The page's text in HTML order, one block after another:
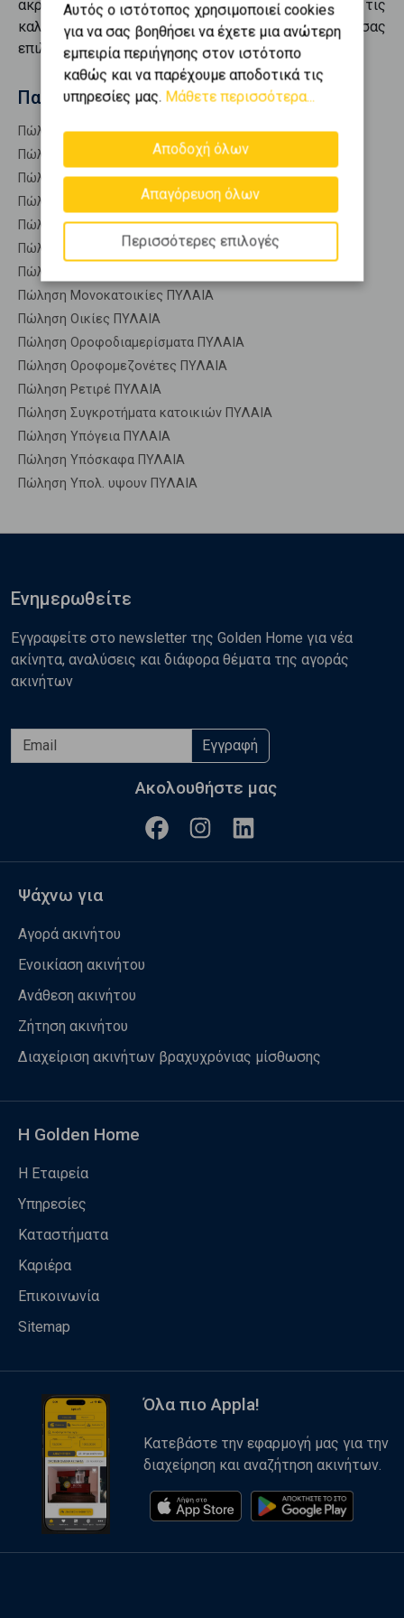
ακριβώς αυτό που αναζητάτε. Συγκεντρώνουμε τις
καλύτερες ευκαιρίες προς πώληση, προσφέροντάς σας
επιλογές που καλύπτουν κάθε ανάγκη.
Παρόμοιες αναζητήσεις
Πώληση Κατοικίες ΠΥΛΑΙΑ
Πώληση Αποθήκες ΠΥΛΑΙΑ
Πώληση Γκαρσονιέρες ΠΥΛΑΙΑ
Πώληση Διαμερίσματα ΠΥΛΑΙΑ
Πώληση Κτίρια ΠΥΛΑΙΑ
Πώληση Μεζονέτες (ανεξάρτητη) ΠΥΛΑΙΑ
Πώληση Μεζονέτες (εφαπτόμενη) ΠΥΛΑΙΑ
Πώληση Μονοκατοικίες ΠΥΛΑΙΑ
Πώληση Οικίες ΠΥΛΑΙΑ
Πώληση Οροφοδιαμερίσματα ΠΥΛΑΙΑ
Πώληση Οροφομεζονέτες ΠΥΛΑΙΑ
Πώληση Ρετιρέ ΠΥΛΑΙΑ
Πώληση Συγκροτήματα κατοικιών ΠΥΛΑΙΑ
Πώληση Υπόγεια ΠΥΛΑΙΑ
Πώληση Υπόσκαφα ΠΥΛΑΙΑ
Πώληση Υπολ. υψουν ΠΥΛΑΙΑ
Αυτός ο ιστότοπος χρησιμοποιεί cookies
για να σας βοηθήσει να έχετε μια ανώτερη
εμπειρία περιήγησης στον ιστότοπο
καθώς και να παρέχουμε αποδοτικά τις
υπηρεσίες μας. Μάθετε περισσότερα...
Αποδοχή όλων
Απαγόρευση όλων
Περισσότερες επιλογές
Ενημερωθείτε
Εγγραφείτε στο newsletter της Golden Home για νέα
ακίνητα, αναλύσεις και διάφορα θέματα της αγοράς
ακινήτων
Εγγραφή
Ακολουθήστε μας
Ψάχνω για
Αγορά ακινήτου
Ενοικίαση ακινήτου
Ανάθεση ακινήτου
Ζήτηση ακινήτου
Διαχείριση ακινήτων βραχυχρόνιας μίσθωσης
Η Golden Home
Η Εταιρεία
Υπηρεσίες
Καταστήματα
Καριέρα
Επικοινωνία
Sitemap
Όλα πιο Appla!
Κατεβάστε την εφαρμογή μας για την
διαχείρηση και αναζήτηση ακινήτων.